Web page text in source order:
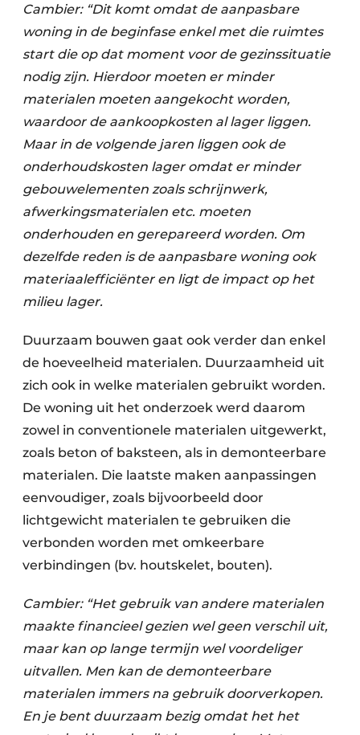
Cambier: “Dit komt omdat de aanpasbare
woning in de beginfase enkel met die ruimtes
start die op dat moment voor de gezinssituatie
nodig zijn. Hierdoor moeten er minder
materialen moeten aangekocht worden,
waardoor de aankoopkosten al lager liggen.
Maar in de volgende jaren liggen ook de
onderhoudskosten lager omdat er minder
gebouwelementen zoals schrijnwerk,
afwerkingsmaterialen etc. moeten
onderhouden en gerepareerd worden. Om
dezelfde reden is de aanpasbare woning ook
materiaalefficiënter en ligt de impact op het
milieu lager.
Duurzaam bouwen gaat ook verder dan enkel
de hoeveelheid materialen. Duurzaamheid uit
zich ook in welke materialen gebruikt worden.
De woning uit het onderzoek werd daarom
zowel in conventionele materialen uitgewerkt,
zoals beton of baksteen, als in demonteerbare
materialen. Die laatste maken aanpassingen
eenvoudiger, zoals bijvoorbeeld door
lichtgewicht materialen te gebruiken die
verbonden worden met omkeerbare
verbindingen (bv. houtskelet, bouten).
Cambier: “Het gebruik van andere materialen
maakte financieel gezien wel geen verschil uit,
maar kan op lange termijn wel voordeliger
uitvallen. Men kan de demonteerbare
materialen immers na gebruik doorverkopen.
En je bent duurzaam bezig omdat het het